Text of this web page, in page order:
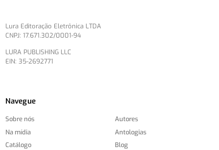
Lura Editoração Eletrônica LTDA
CNPJ: 17.671.302/0001-94
LURA PUBLISHING LLC
EIN: 35-2692771
Navegue
Sobre nós
Na mídia
Catálogo
Autores
Antologias
Blog